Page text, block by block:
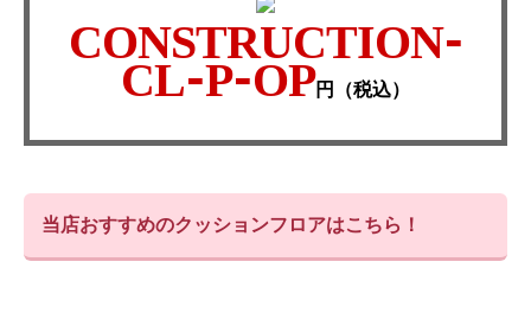
CONSTRUCTION-
CL-P-OP円（税込）
当店おすすめのクッションフロアはこちら！